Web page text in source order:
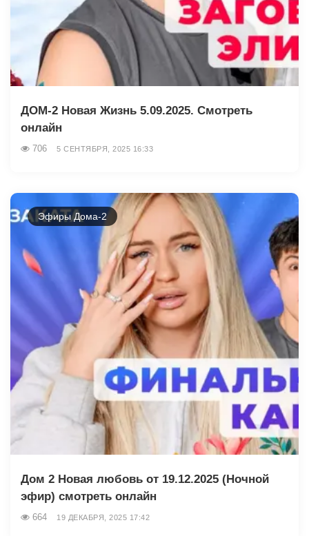
ДОМ-2 Новая Жизнь 5.09.2025. Смотреть
онлайн
706 5 СЕНТЯБРЯ, 2025 16:33
Эфиры Дома-2
Дом 2 Новая любовь от 19.12.2025 (Ночной
эфир) смотреть онлайн
664 19 ДЕКАБРЯ, 2025 17:42